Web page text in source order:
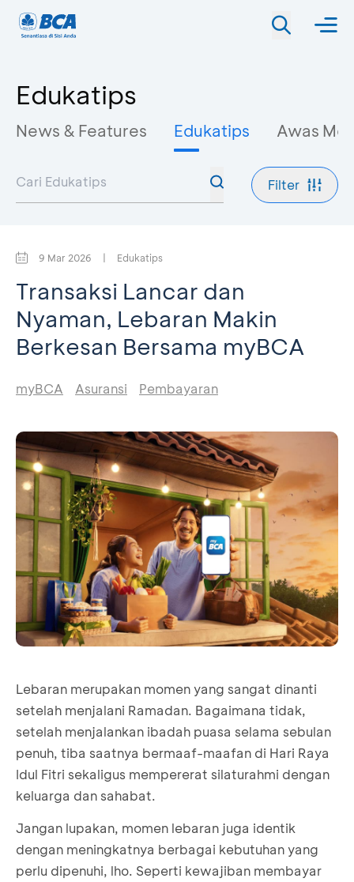
Edukatips
News & Features Edukatips Awas
Filter
9 Mar 2026 | Edukatips
Transaksi Lancar dan
Nyaman, Lebaran Makin
Berkesan Bersama myBCA
myBCA Asuransi Pembayaran
Lebaran merupakan momen yang sangat dinanti
setelah menjalani Ramadan. Bagaimana tidak,
setelah menjalankan ibadah puasa selama sebulan
penuh, tiba saatnya bermaaf-maafan di Hari Raya
Idul Fitri sekaligus mempererat silaturahmi dengan
keluarga dan sahabat.
Jangan lupakan, momen lebaran juga identik
dengan meningkatnya berbagai kebutuhan yang
perlu dipenuhi, lho. Seperti kewajiban membayar